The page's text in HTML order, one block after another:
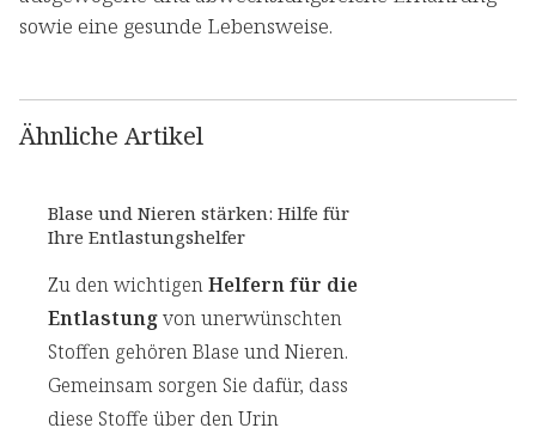
sowie eine gesunde Lebensweise.
Ähnliche Artikel
Blase und Nieren stärken: Hilfe für
Ihre Entlastungshelfer
Zu den wichtigenHelfern für die
Entlastungvon unerwünschten
Stoffen gehören Blase und Nieren.
Gemeinsam sorgen Sie dafür, dass
diese Stoffe über den Urin